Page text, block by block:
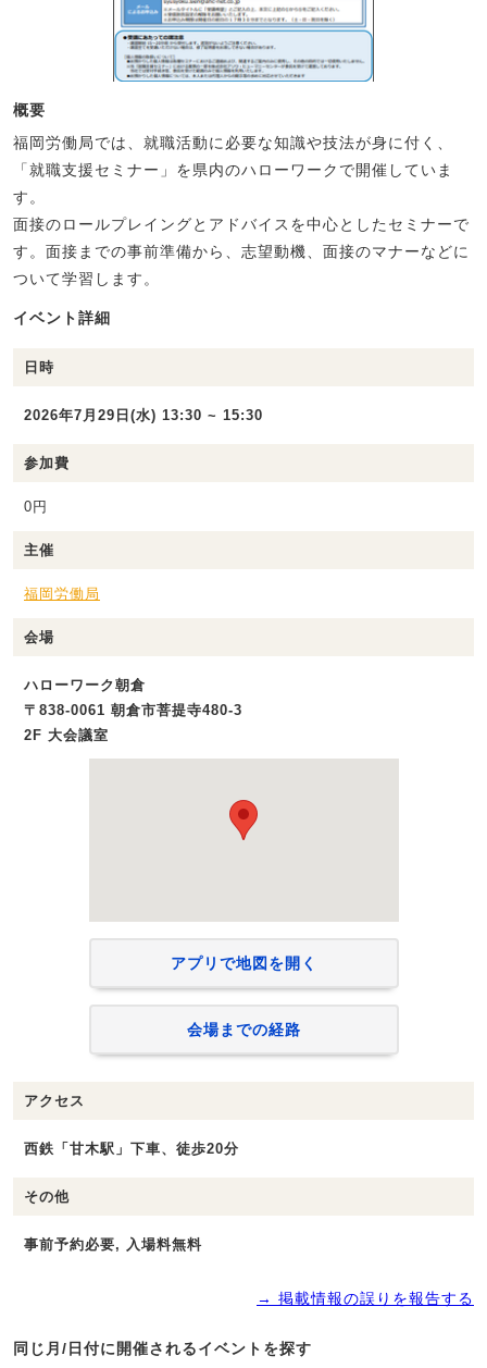
概要
福岡労働局では、就職活動に必要な知識や技法が身に付く、
「就職支援セミナー」を県内のハローワークで開催していま
す。
面接のロールプレイングとアドバイスを中心としたセミナーで
す。面接までの事前準備から、志望動機、面接のマナーなどに
ついて学習します。
イベント詳細
日時
2026年7月29日(水) 13:30 ~ 15:30
参加費
0円
主催
福岡労働局
会場
ハローワーク朝倉
〒838-0061 朝倉市菩提寺480-3
2F 大会議室
アプリで地図を開く
会場までの経路
アクセス
西鉄「甘木駅」下車、徒歩20分
その他
事前予約必要, 入場料無料
→ 掲載情報の誤りを報告する
同じ月/日付に開催されるイベントを探す